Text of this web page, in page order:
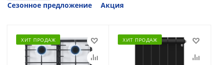
Сезонное предложение
Акция
ХИТ ПРОДАЖ ХИТ ПРОДАЖ